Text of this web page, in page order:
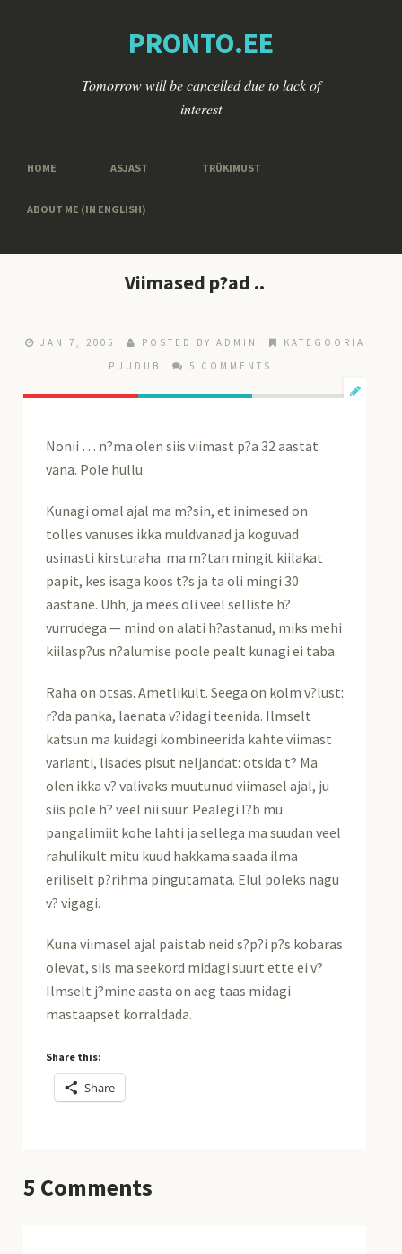
PRONTO.EE
Tomorrow will be cancelled due to lack of
interest
HOME ASJAST TRÜKIMUST
ABOUT ME (IN ENGLISH)
Viimased p?ad ..
JAN 7, 2005 POSTED BY ADMIN
KATEGOORIA
PUUDUB
5 COMMENTS
Nonii … n?ma olen siis viimast p?a 32 aastat
vana. Pole hullu.
Kunagi omal ajal ma m?sin, et inimesed on
tolles vanuses ikka muldvanad ja koguvad
usinasti kirsturaha. ma m?tan mingit kiilakat
papit, kes isaga koos t?s ja ta oli mingi 30
aastane. Uhh, ja mees oli veel selliste h?
vurrudega — mind on alati h?astanud, miks mehi
kiilasp?us n?alumise poole pealt kunagi ei taba.
Raha on otsas. Ametlikult. Seega on kolm v?lust:
r?da panka, laenata v?idagi teenida. Ilmselt
katsun ma kuidagi kombineerida kahte viimast
varianti, lisades pisut neljandat: otsida t? Ma
olen ikka v? valivaks muutunud viimasel ajal, ju
siis pole h? veel nii suur. Pealegi l?b mu
pangalimiit kohe lahti ja sellega ma suudan veel
rahulikult mitu kuud hakkama saada ilma
eriliselt p?rihma pingutamata. Elul poleks nagu
v? vigagi.
Kuna viimasel ajal paistab neid s?p?i p?s kobaras
olevat, siis ma seekord midagi suurt ette ei v?
Ilmselt j?mine aasta on aeg taas midagi
mastaapset korraldada.
Share this:
Share
5 Comments